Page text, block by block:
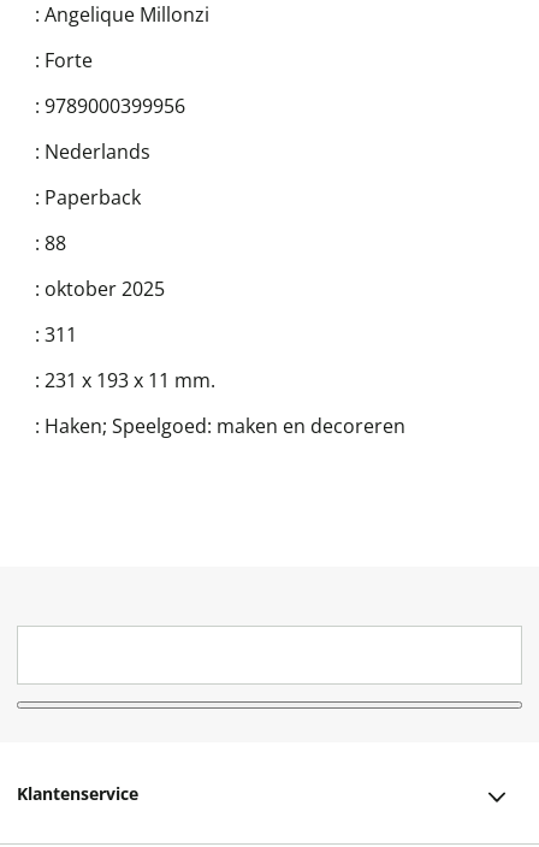
: Angelique Millonzi
: Forte
: 9789000399956
: Nederlands
: Paperback
: 88
: oktober 2025
: 311
: 231 x 193 x 11 mm.
: Haken; Speelgoed: maken en decoreren
Klantenservice